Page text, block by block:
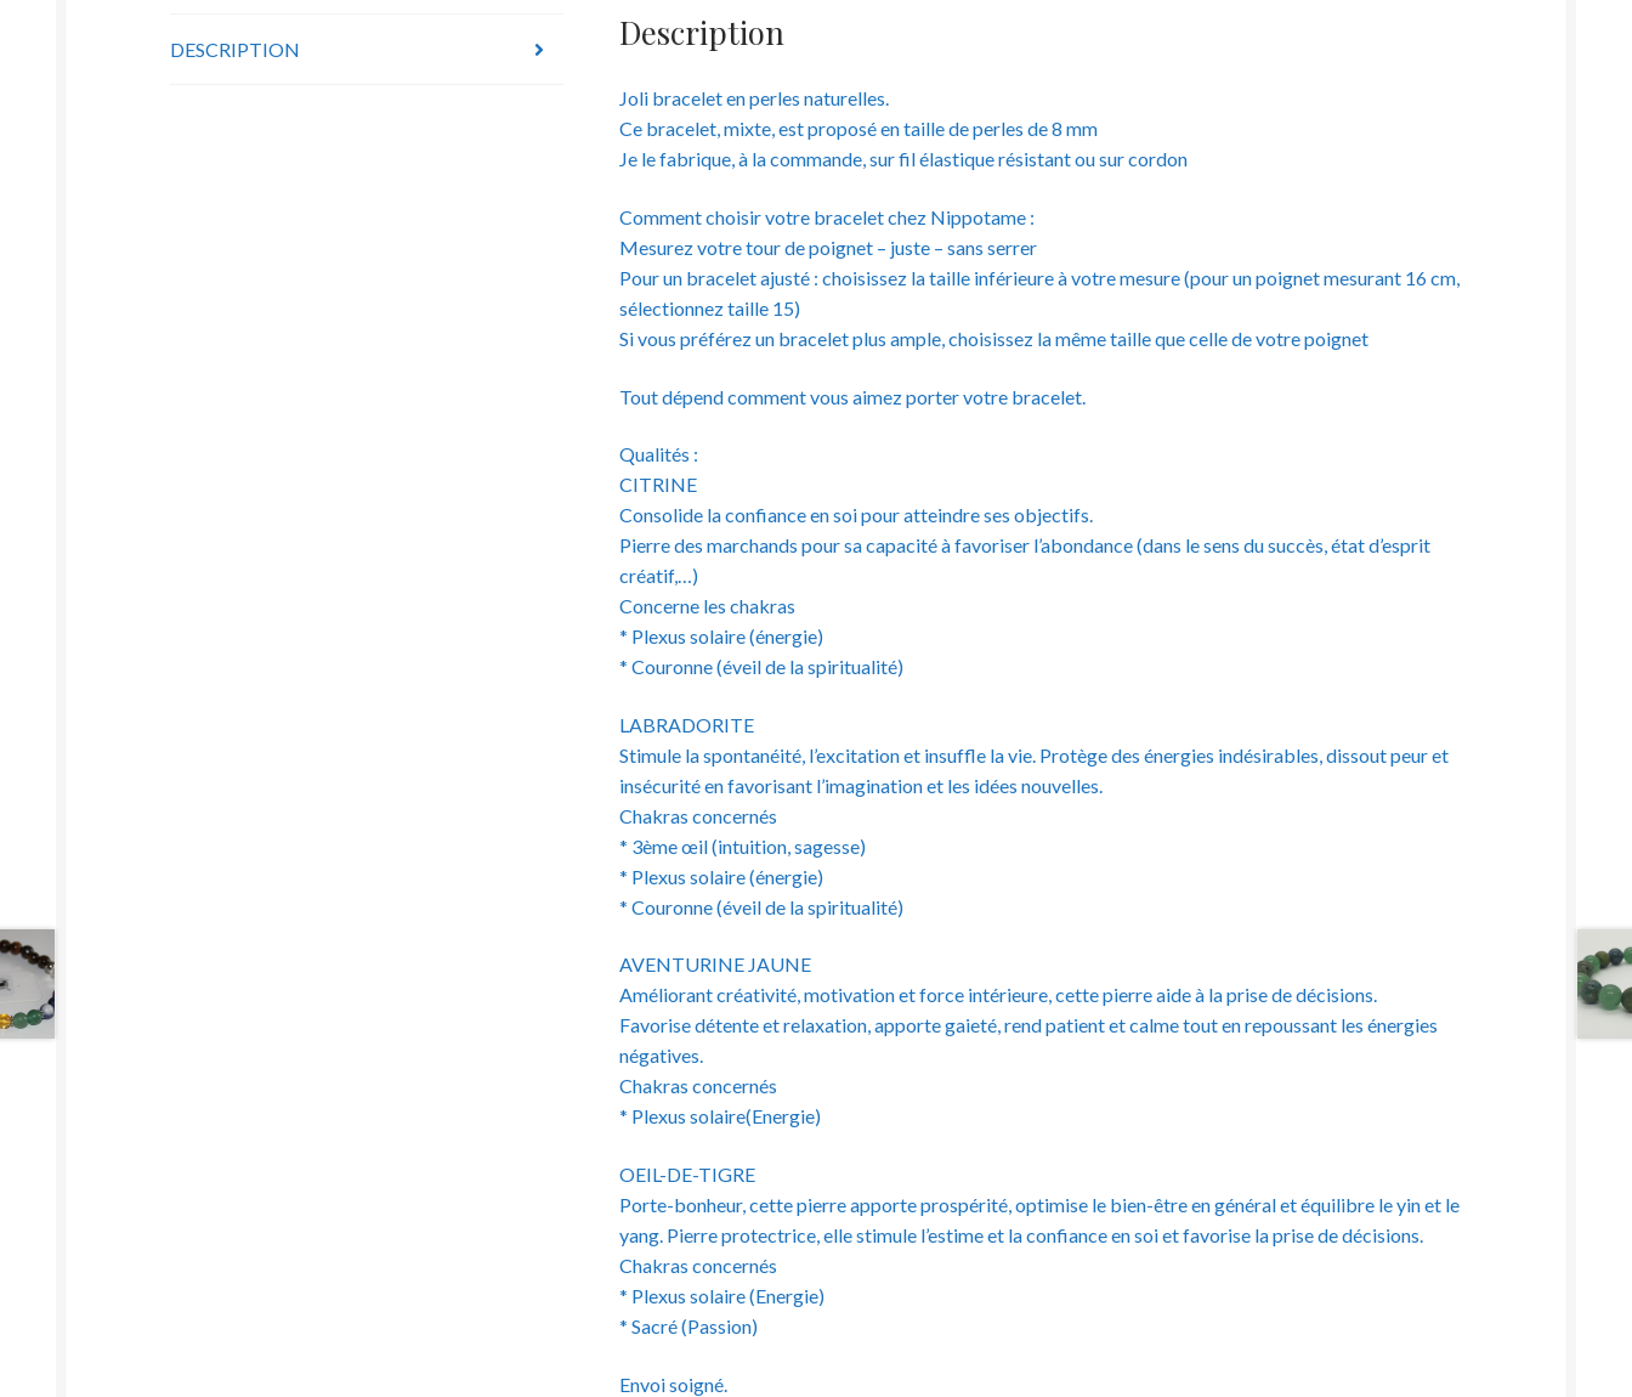
Pierres
naturelles
8
mm
DESCRIPTION Description
Joli bracelet en perles naturelles.
Ce bracelet, mixte, est proposé en taille de perles de 8 mm
Je le fabrique, à la commande, sur fil élastique résistant ou sur cordon
Comment choisir votre bracelet chez Nippotame :
Mesurez votre tour de poignet – juste – sans serrer
Pour un bracelet ajusté : choisissez la taille inférieure à votre mesure (pour un poignet mesurant 16 cm,
sélectionnez taille 15)
Si vous préférez un bracelet plus ample, choisissez la même taille que celle de votre poignet
Tout dépend comment vous aimez porter votre bracelet.
Qualités :
CITRINE
Consolide la confiance en soi pour atteindre ses objectifs.
Pierre des marchands pour sa capacité à favoriser l’abondance (dans le sens du succès, état d’esprit
créatif,…)
Concerne les chakras
* Plexus solaire (énergie)
* Couronne (éveil de la spiritualité)
LABRADORITE
Stimule la spontanéité, l’excitation et insuffle la vie. Protège des énergies indésirables, dissout peur et
insécurité en favorisant l’imagination et les idées nouvelles.
Chakras concernés
* 3ème œil (intuition, sagesse)
* Plexus solaire (énergie)
* Couronne (éveil de la spiritualité)
AVENTURINE JAUNE
Améliorant créativité, motivation et force intérieure, cette pierre aide à la prise de décisions.
Favorise détente et relaxation, apporte gaieté, rend patient et calme tout en repoussant les énergies
négatives.
Chakras concernés
* Plexus solaire(Energie)
OEIL-DE-TIGRE
Porte-bonheur, cette pierre apporte prospérité, optimise le bien-être en général et équilibre le yin et le
yang. Pierre protectrice, elle stimule l’estime et la confiance en soi et favorise la prise de décisions.
Chakras concernés
* Plexus solaire (Energie)
* Sacré (Passion)
Envoi soigné.